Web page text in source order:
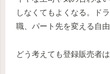
しなくてもよくなる。ド
職、パート先を変える自
どう考えても登録販売者は